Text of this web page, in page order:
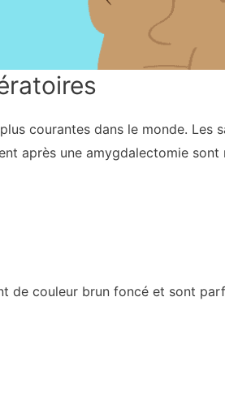
courantes dans le monde. Les
après une amygdalectomie
de couleur brun foncé et sont